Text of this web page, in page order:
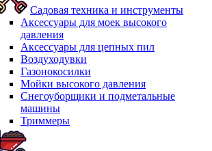
Садовая техника и инструменты
Аксессуары для моек высокого
давления
Аксессуары для цепных пил
Воздуходувки
Газонокосилки
Мойки высокого давления
Снегоуборщики и подметальные
машины
Триммеры